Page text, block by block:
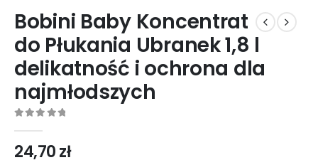
Bobini Baby Koncentrat
do Płukania Ubranek 1,8 l
delikatność i ochrona dla
najmłodszych
24,70zł